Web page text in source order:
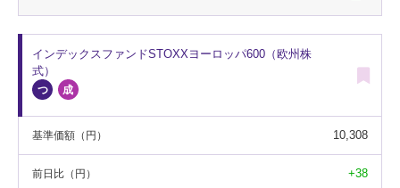
インデックスファンドSTOXXヨーロッパ600（欧州株
式）
基準価額 （円） 10,308
前日比 （円） +38